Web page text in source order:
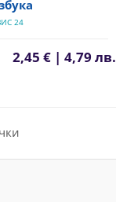
24
2,45 € | 4,79 лв.